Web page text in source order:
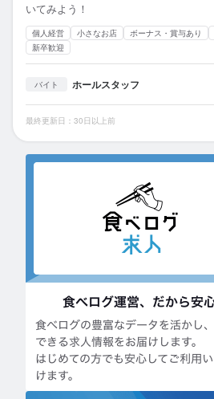
いてみよう！
個人経営 小さなお店 ボーナス・賞与あり
新卒歓迎
バイト ホールスタッフ
最終更新日：30日以上前